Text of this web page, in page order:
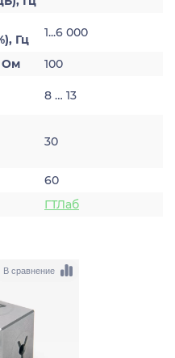
Гц
1...6 000
Ом
100
8 … 13
30
60
ГТЛаб
В сравнение